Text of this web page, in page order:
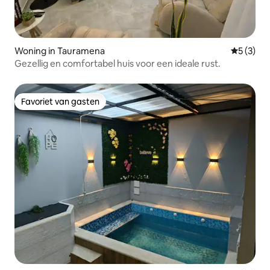
Woning in Tauramena
5 (3)
Gezellig en comfortabel huis voor een ideale rust.
Favoriet van gasten
Favoriet van gasten